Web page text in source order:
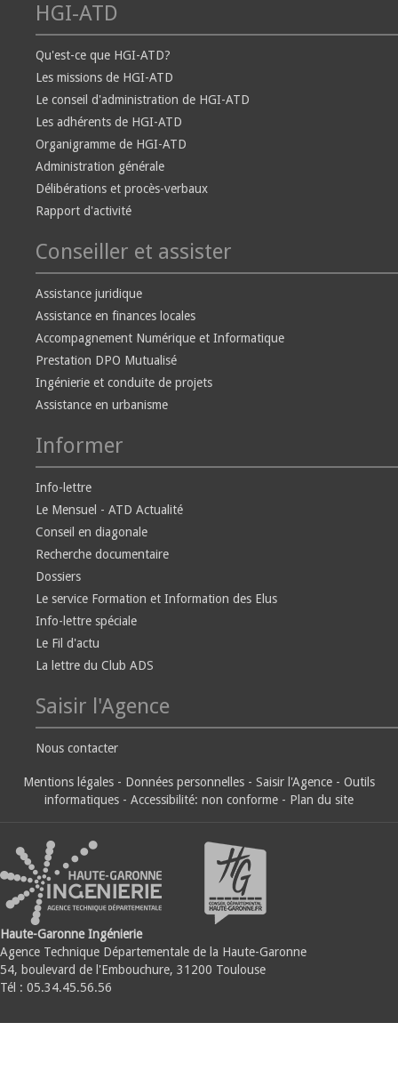
HGI-ATD
Qu'est-ce que HGI-ATD?
Les missions de HGI-ATD
Le conseil d'administration de HGI-ATD
Les adhérents de HGI-ATD
Organigramme de HGI-ATD
Administration générale
Délibérations et procès-verbaux
Rapport d'activité
Conseiller et assister
Assistance juridique
Assistance en finances locales
Accompagnement Numérique et Informatique
Prestation DPO Mutualisé
Ingénierie et conduite de projets
Assistance en urbanisme
Informer
Info-lettre
Le Mensuel - ATD Actualité
Conseil en diagonale
Recherche documentaire
Dossiers
Le service Formation et Information des Elus
Info-lettre spéciale
Le Fil d'actu
La lettre du Club ADS
Saisir l'Agence
Nous contacter
Mentions légales - Données personnelles - Saisir l'Agence - Outils
informatiques - Accessibilité: non conforme - Plan du site
Haute-Garonne Ingénierie
Agence Technique Départementale de la Haute-Garonne
54, boulevard de l'Embouchure, 31200 Toulouse
Tél : 05.34.45.56.56